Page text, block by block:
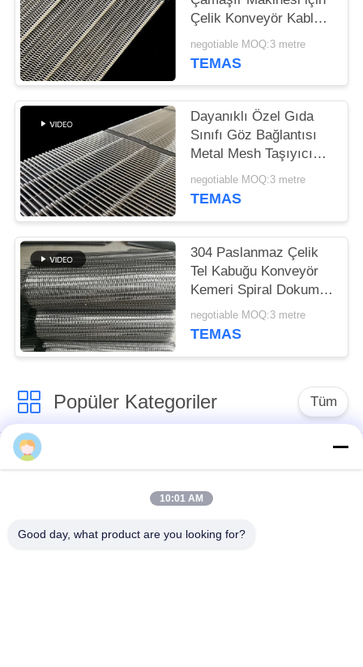
Çelik Konveyör Kablum
Beltesi
negotiable MOQ:3 metre
TEMAS
Dayanıklı Özel Gıda
Sınıfı Göz Bağlantısı
Metal Mesh Taşıyıcı
Kemeri
negotiable MOQ:3 metre
TEMAS
304 Paslanmaz Çelik
Tel Kabuğu Konveyör
Kemeri Spiral Dokuma
Kablo Kemer Kemeri
negotiable MOQ:3 metre
TEMAS
Popüler Kategoriler Tüm
Konveyör Hasır Bant
Zincir Örgü Konveyör
10:01 AM
Good day, what product are you looking for?